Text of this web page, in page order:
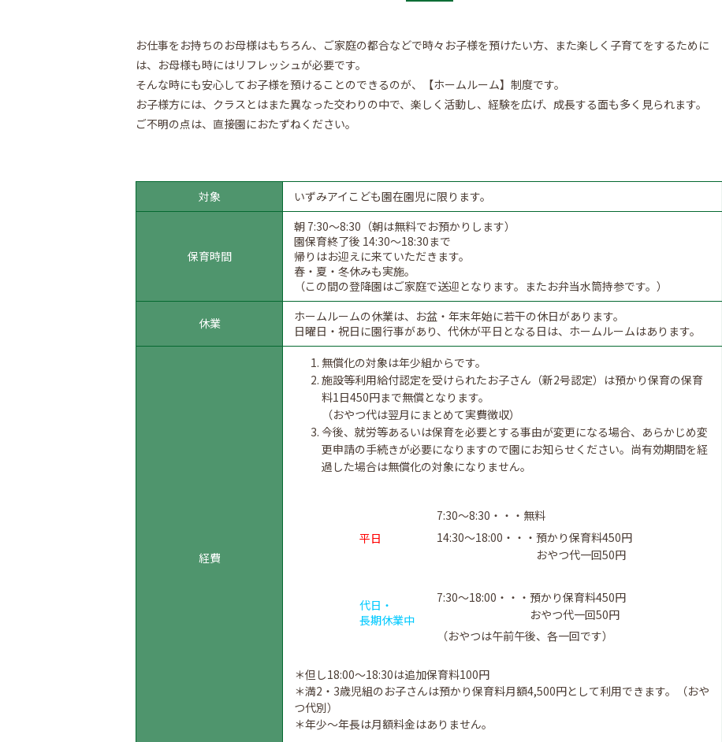
お仕事をお持ちのお母様はもちろん、ご家庭の都合などで時々お子様を預けたい方、また楽しく子育てをするために
は、お母様も時にはリフレッシュが必要です。
そんな時にも安心してお子様を預けることのできるのが、【ホームルーム】制度です。
お子様方には、クラスとはまた異なった交わりの中で、楽しく活動し、経験を広げ、成長する面も多く見られます。
ご不明の点は、直接園におたずねください。
対象 いずみアイこども園在園児に限ります。
保育時間
朝 7:30～8:30（朝は無料でお預かりします）
園保育終了後 14:30～18:30まで
帰りはお迎えに来ていただきます。
春・夏・冬休みも実施。
（この間の登降園はご家庭で送迎となります。またお弁当水筒持参です。）
休業
ホームルームの休業は、お盆・年末年始に若干の休日があります。
日曜日・祝日に園行事があり、代休が平日となる日は、ホームルームはあります。
経費
無償化の対象は年少組からです。
施設等利用給付認定を受けられたお子さん（新2号認定）は預かり保育の保育
料1日450円まで無償となります。
（おやつ代は翌月にまとめて実費徴収）
今後、就労等あるいは保育を必要とする事由が変更になる場合、あらかじめ変
更申請の手続きが必要になりますので園にお知らせください。尚有効期間を経
過した場合は無償化の対象になりません。
平日
7:30～8:30・・・無料
14:30～18:00・・・ 預かり保育料450円
おやつ代一回50円
代日・
長期休業中
7:30～18:00・・・ 預かり保育料450円
おやつ代一回50円
（おやつは午前午後、各一回です）
＊但し18:00～18:30は追加保育料100円
＊満2・3歳児組のお子さんは預かり保育料月額4,500円として利用できます。（おや
つ代別）
＊年少～年長は月額料金はありません。